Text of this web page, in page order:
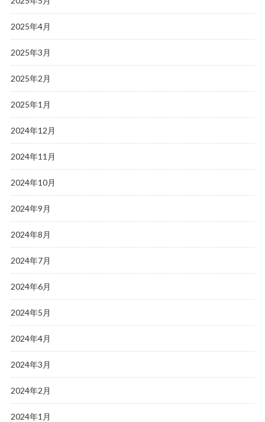
2025年4月
2025年3月
2025年2月
2025年1月
2024年12月
2024年11月
2024年10月
2024年9月
2024年8月
2024年7月
2024年6月
2024年5月
2024年4月
2024年3月
2024年2月
2024年1月